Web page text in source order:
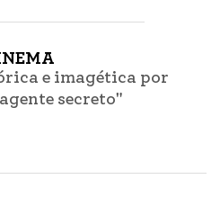
e imagética por
secreto"